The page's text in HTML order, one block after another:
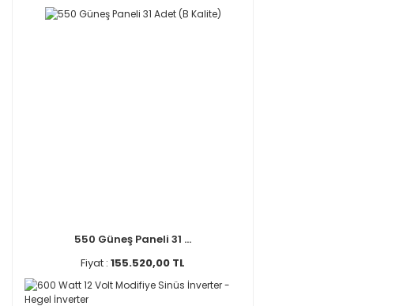
550 Güneş Paneli 31 ...
Fiyat : 155.520,00 TL